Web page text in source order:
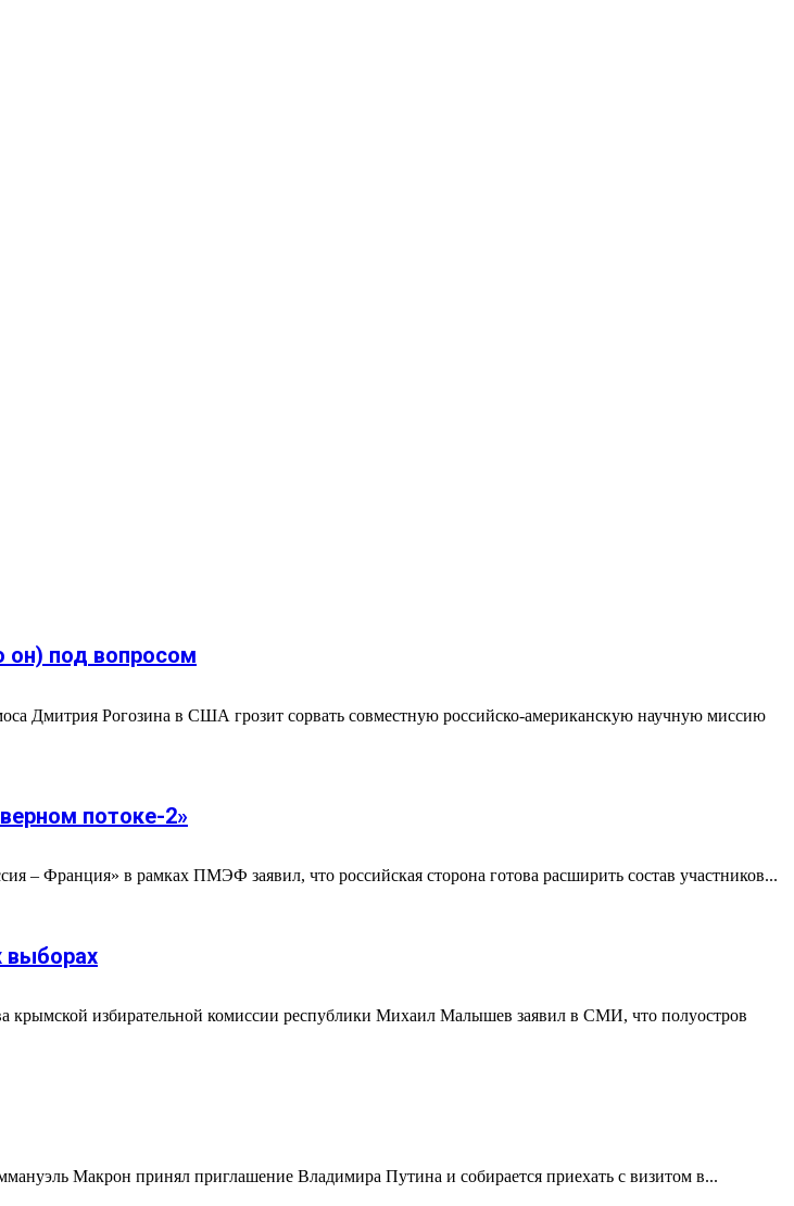
он) под вопросом
Дмитрия Рогозина в США грозит сорвать совместную российско-американскую научную миссию
потоке-2»
– Франция» в рамках ПМЭФ заявил, что российская сторона готова расширить состав участников...
выборах
избирательной комиссии республики Михаил Малышев заявил в СМИ, что полуостров
Макрон принял приглашение Владимира Путина и собирается приехать с визитом в...